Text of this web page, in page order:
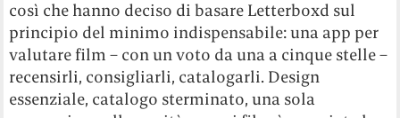
così che hanno deciso di basare Letterboxd sul
principio del minimo indispensabile: una app per
valutare film – con un voto da una a cinque stelle –
recensirli, consigliarli, catalogarli. Design
essenziale, catalogo sterminato, una sola